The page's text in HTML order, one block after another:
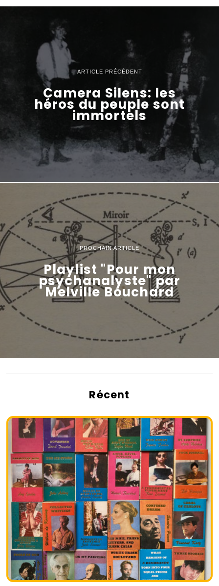
ARTICLE PRÉCÉDENT
Camera Silens: les
héros du peuple sont
immortels
PROCHAIN ARTICLE
Playlist "Pour mon
psychanalyste" par
Melville Bouchard
Récent